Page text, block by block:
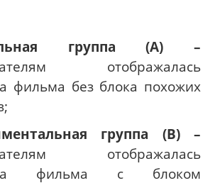
группа (A) –
отображалась
фильма без блока похожих
группа (B) –
отображалась
фильма с блоком